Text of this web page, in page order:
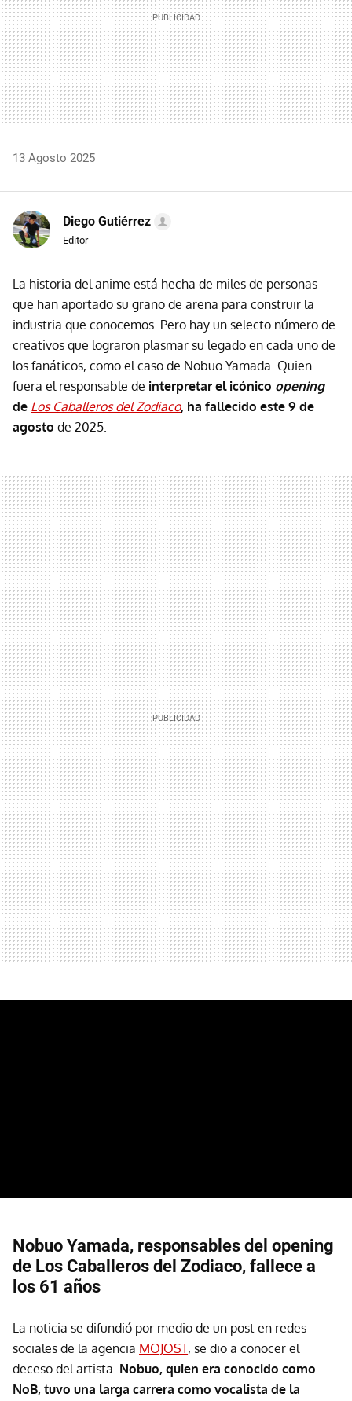
13 Agosto 2025
Diego Gutiérrez
Editor
La historia del anime está hecha de miles de personas
que han aportado su grano de arena para construir la
industria que conocemos. Pero hay un selecto número de
creativos que lograron plasmar su legado en cada uno de
los fanáticos, como el caso de Nobuo Yamada. Quien
fuera el responsable de interpretar el icónico opening
de Los Caballeros del Zodiaco, ha fallecido este 9 de
agosto de 2025.
Nobuo Yamada, responsables del opening
de Los Caballeros del Zodiaco, fallece a
los 61 años
La noticia se difundió por medio de un post en redes
sociales de la agencia MOJOST, se dio a conocer el
deceso del artista. Nobuo, quien era conocido como
NoB, tuvo una larga carrera como vocalista de la